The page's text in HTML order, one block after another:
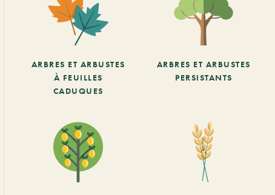
ARBRES ET ARBUSTES
À FEUILLES
CADUQUES
ARBRES ET ARBUSTES
PERSISTANTS